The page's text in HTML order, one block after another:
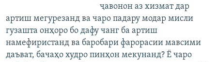
ҷавонон аз хизмат дар
артиш мегурезанд ва чаро падару модар мисли
гузашта онҳоро бо дафу чанг ба артиш
намефиристанд ва баробари фарорасии мавсими
даъват, бачаҳо худро пинҳон мекунанд? Ё чаро